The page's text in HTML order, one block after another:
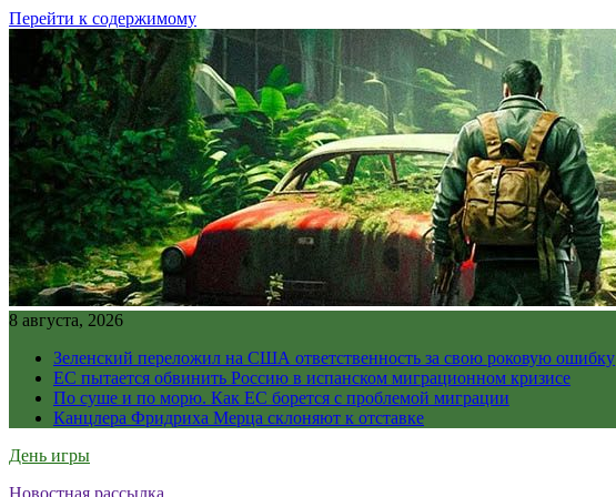
Перейти к содержимому
8 августа, 2026
Зеленский переложил на США ответственность за свою роковую ошибку
ЕС пытается обвинить Россию в испанском миграционном кризисе
По суше и по морю. Как ЕС борется с проблемой миграции
Канцлера Фридриха Мерца склоняют к отставке
День игры
Новостная рассылка